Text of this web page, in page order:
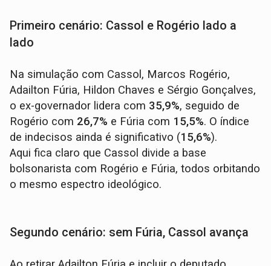
Primeiro cenário: Cassol e Rogério lado a
lado
Na simulação com Cassol, Marcos Rogério,
Adailton Fúria, Hildon Chaves e Sérgio Gonçalves,
o ex-governador lidera com 35,9%, seguido de
Rogério com 26,7% e Fúria com 15,5%. O índice
de indecisos ainda é significativo (15,6%).
Aqui fica claro que Cassol divide a base
bolsonarista com Rogério e Fúria, todos orbitando
o mesmo espectro ideológico.
Segundo cenário: sem Fúria, Cassol avança